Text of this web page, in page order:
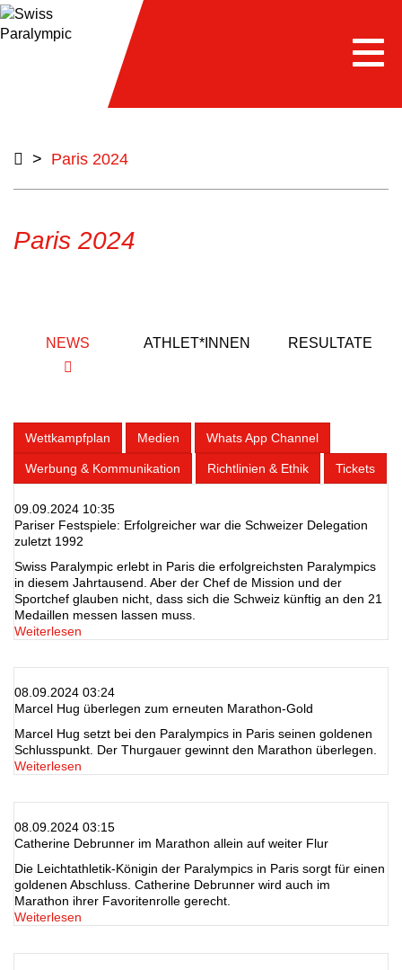
> Paris 2024
Paris 2024
NEWS ATHLET*INNEN RESULTATE
Wettkampfplan Medien Whats App Channel
Werbung & Kommunikation Richtlinien & Ethik Tickets
09.09.2024 10:35
Pariser Festspiele: Erfolgreicher war die Schweizer Delegation
zuletzt 1992
Swiss Paralympic erlebt in Paris die erfolgreichsten Paralympics
in diesem Jahrtausend. Aber der Chef de Mission und der
Sportchef glauben nicht, dass sich die Schweiz künftig an den 21
Medaillen messen lassen muss.
Weiterlesen
08.09.2024 03:24
Marcel Hug überlegen zum erneuten Marathon-Gold
Marcel Hug setzt bei den Paralympics in Paris seinen goldenen
Schlusspunkt. Der Thurgauer gewinnt den Marathon überlegen.
Weiterlesen
08.09.2024 03:15
Catherine Debrunner im Marathon allein auf weiter Flur
Die Leichtathletik-Königin der Paralympics in Paris sorgt für einen
goldenen Abschluss. Catherine Debrunner wird auch im
Marathon ihrer Favoritenrolle gerecht.
Weiterlesen